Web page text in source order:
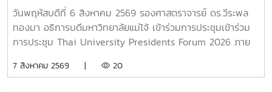
วันพฤหัสบดีที่ 6 สิงหาคม 2569 รองศาสตราจารย์ ดร.วีระพล
ทองมา อธิการบดีมหาวิทยาลัยแม่โจ้ เข้าร่วมการประชุมเข้าร่วม
การประชุม Thai University Presidents Forum 2026 ภาย
ได้รับเกียรติจาก ศาสตราจารย์ ดร.ยศชนัน วงศ์สวัสดิ์ รองนายก
7 สิงหาคม 2569 | 20